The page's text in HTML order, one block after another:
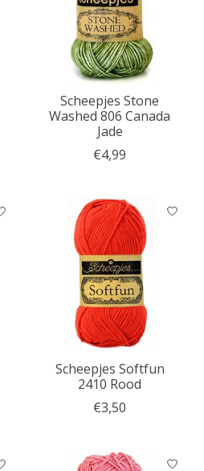
Scheepjes Stone
Washed 806 Canada
Jade
€4,99
Scheepjes Softfun
2410 Rood
€3,50